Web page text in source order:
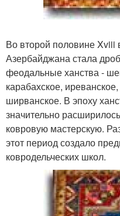
Во второй половине Xviii
Азербайджана стала
феодальные ханства -
карабахское,
ширванское. В эпоху
значительно
ковровую мастерскую.
этот период создало
ковродельческих школ.